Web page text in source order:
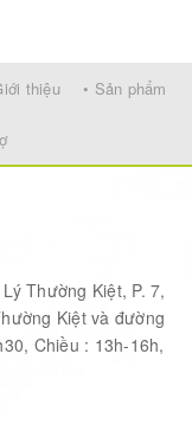
thiệu • Sản phẩm
Thường Kiệt, P. 7,
Kiệt và đường
Chiều : 13h-16h,